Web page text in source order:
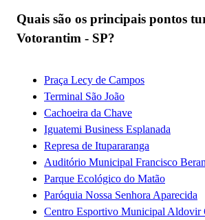
Quais são os principais pontos
Votorantim - SP?
Praça Lecy de Campos
Terminal São João
Cachoeira da Chave
Iguatemi Business Esplanada
Represa de Itupararanga
Auditório Municipal Francisco
Parque Ecológico do Matão
Paróquia Nossa Senhora Aparecida
Centro Esportivo Municipal Aldovir